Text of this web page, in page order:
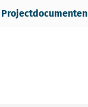
Projectdocumenten
e-mail